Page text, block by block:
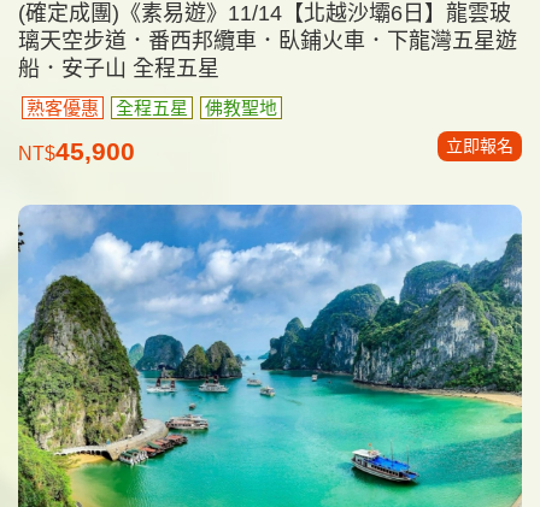
(確定成團)《素易遊》11/14【北越沙壩6日】龍雲玻
璃天空步道．番西邦纜車．臥鋪火車．下龍灣五星遊
船．安子山 全程五星
熟客優惠 全程五星 佛教聖地
NT$45,900 立即報名